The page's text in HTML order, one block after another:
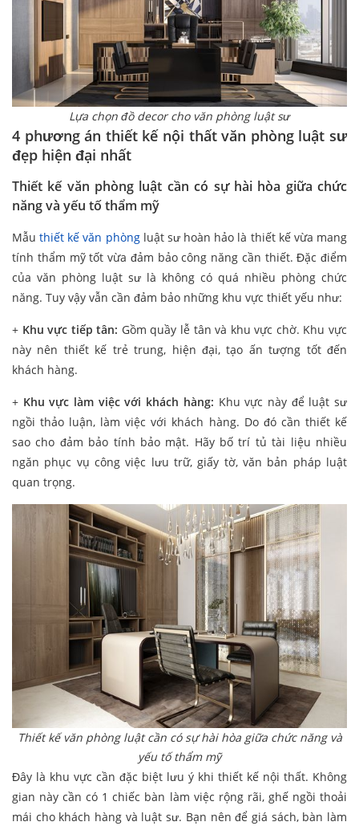
Lựa chọn đồ decor cho văn phòng luật sư
4 phương án thiết kế nội thất văn phòng luật sư
đẹp hiện đại nhất
Thiết kế văn phòng luật cần có sự hài hòa giữa chức
năng và yếu tố thẩm mỹ
Mẫuthiết kế văn phòngluật sư hoàn hảo là thiết kế vừa mang
tính thẩm mỹ tốt vừa đảm bảo công năng cần thiết. Đặc điểm
của văn phòng luật sư là không có quá nhiều phòng chức
năng. Tuy vậy vẫn cần đảm bảo những khu vực thiết yếu như:
+ Khu vực tiếp tân: Gồm quầy lễ tân và khu vực chờ. Khu vực
này nên thiết kế trẻ trung, hiện đại, tạo ấn tượng tốt đến
khách hàng.
+ Khu vực làm việc với khách hàng: Khu vực này để luật sư
ngồi thảo luận, làm việc với khách hàng. Do đó cần thiết kế
sao cho đảm bảo tính bảo mật. Hãy bố trí tủ tài liệu nhiều
ngăn phục vụ công việc lưu trữ, giấy tờ, văn bản pháp luật
quan trọng.
Thiết kế văn phòng luật cần có sự hài hòa giữa chức năng và
yếu tố thẩm mỹ
Đây là khu vực cần đặc biệt lưu ý khi thiết kế nội thất. Không
gian này cần có 1 chiếc bàn làm việc rộng rãi, ghế ngồi thoải
mái cho khách hàng và luật sư. Bạn nên để giá sách, bàn làm